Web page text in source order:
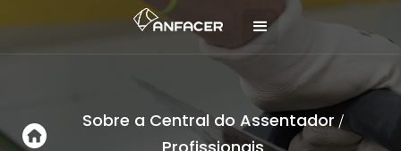
Sobre a Central do Assentador /